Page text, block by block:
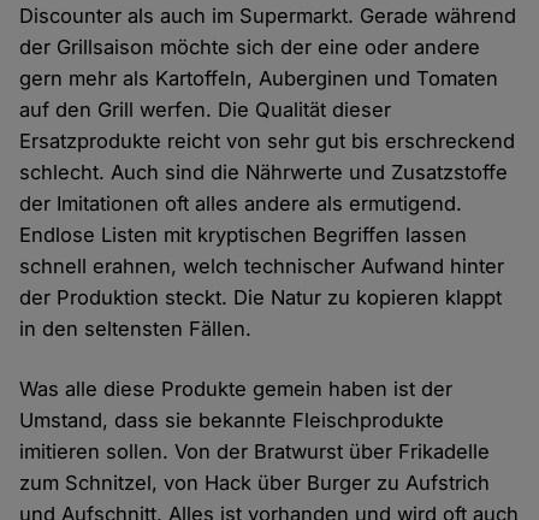
Discounter als auch im Supermarkt. Gerade während
der Grillsaison möchte sich der eine oder andere
gern mehr als Kartoffeln, Auberginen und Tomaten
auf den Grill werfen. Die Qualität dieser
Ersatzprodukte reicht von sehr gut bis erschreckend
schlecht. Auch sind die Nährwerte und Zusatzstoffe
der Imitationen oft alles andere als ermutigend.
Endlose Listen mit kryptischen Begriffen lassen
schnell erahnen, welch technischer Aufwand hinter
der Produktion steckt. Die Natur zu kopieren klappt
in den seltensten Fällen.
Was alle diese Produkte gemein haben ist der
Umstand, dass sie bekannte Fleischprodukte
imitieren sollen. Von der Bratwurst über Frikadelle
zum Schnitzel, von Hack über Burger zu Aufstrich
und Aufschnitt. Alles ist vorhanden und wird oft auch